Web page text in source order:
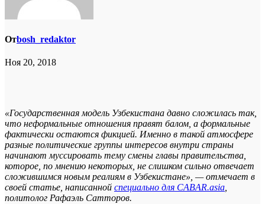
Отbosh_redaktor
Ноя 20, 2018
«Государственная модель Узбекистана давно сложилась так,
что неформальные отношения правят балом, а формальные
фактически остаются фикцией. Именно в такой атмосфере
разные политические группы интересов внутри страны
начинают муссировать тему смены главы правительства,
которое, по мнению некоторых, не слишком сильно отвечает
сложившимся новым реалиям в Узбекистане», — отмечает в
своей статье, написанной специально для CABAR.asia,
политолог Рафаэль Сатторов.